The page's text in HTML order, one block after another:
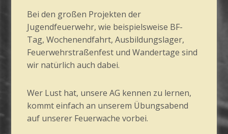
Bei den großen Projekten der
Jugendfeuerwehr, wie beispielsweise BF-
Tag, Wochenendfahrt, Ausbildungslager,
Feuerwehrstraßenfest und Wandertage sind
wir natürlich auch dabei.
Wer Lust hat, unsere AG kennen zu lernen,
kommt einfach an unserem Übungsabend
auf unserer Feuerwache vorbei.